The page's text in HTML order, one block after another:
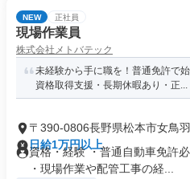
NEW 正社員
現場作業員
株式会社メトバテック
未経験から手に職を！普通免許で
資格取得支援・長期休暇あり・正...
〒390-0806長野県松本市女鳥羽
日給1万円以上
資格・経験 ・普通自動車免許
・現場作業や配管工事の経...